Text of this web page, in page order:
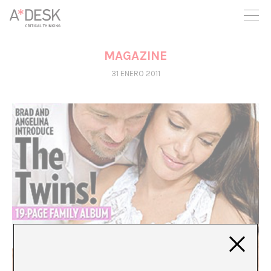
crees también en A*DESK seguimos necesitándote para poder
seguir adelante. Ahora puedes participar del proyecto y
apoyarlo.
MAGAZINE
31 ENERO 2011